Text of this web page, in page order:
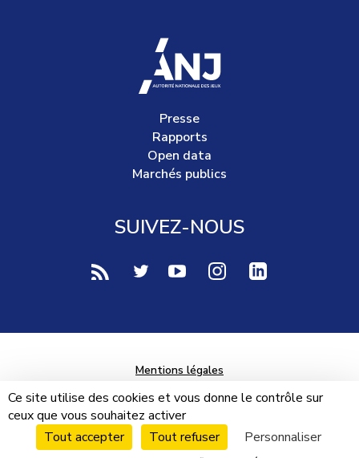
accueil
Presse
Rapports
Open data
Marchés publics
SUIVEZ-NOUS
voir notre page rss (Nouvelle fenêtre)
voir notre page twitter (Nouvelle
voir notre page youtube-play
voir notre page
Mentions légales
Données personnelles
Plan du site
Cookies
Ce site utilise des cookies et vous donne le contrôle sur
ceux que vous souhaitez activer
Tout accepter
Tout refuser
Personnaliser